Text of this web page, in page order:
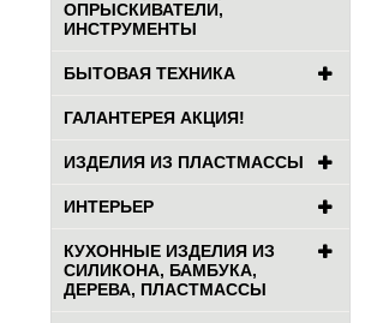
ОПРЫСКИВАТЕЛИ,
ИНСТРУМЕНТЫ
БЫТОВАЯ ТЕХНИКА
ГАЛАНТЕРЕЯ АКЦИЯ!
ИЗДЕЛИЯ ИЗ ПЛАСТМАССЫ
ИНТЕРЬЕР
КУХОННЫЕ ИЗДЕЛИЯ ИЗ
СИЛИКОНА, БАМБУКА,
ДЕРЕВА, ПЛАСТМАССЫ